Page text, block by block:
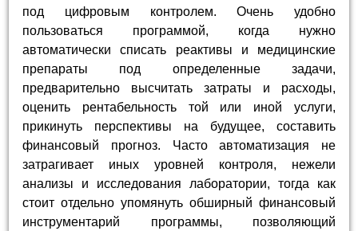
под цифровым контролем. Очень удобно
пользоваться программой, когда нужно
автоматически списать реактивы и медицинские
препараты под определенные задачи,
предварительно высчитать затраты и расходы,
оценить рентабельность той или иной услуги,
прикинуть перспективы на будущее, составить
финансовый прогноз. Часто автоматизация не
затрагивает иных уровней контроля, нежели
анализы и исследования лаборатории, тогда как
стоит отдельно упомянуть обширный финансовый
инструментарий программы, позволяющий